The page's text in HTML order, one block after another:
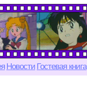
Новости Гостевая книга